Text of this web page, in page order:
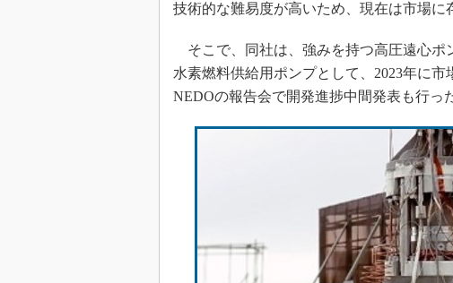
技術的な難易度が高いため、現在は市場に
そこで、同社は、強みを持つ高圧遠心ポ
水素燃料供給用ポンプとして、2023年に
NEDOの報告会で開発進捗中間発表も行っ